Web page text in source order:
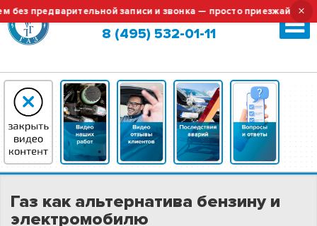
записи и звонка — просто приезжайте! ×
Москва (сменить город?)
8 (495) 532-01-11
Газ как альтернатива бензину и
электромобилю